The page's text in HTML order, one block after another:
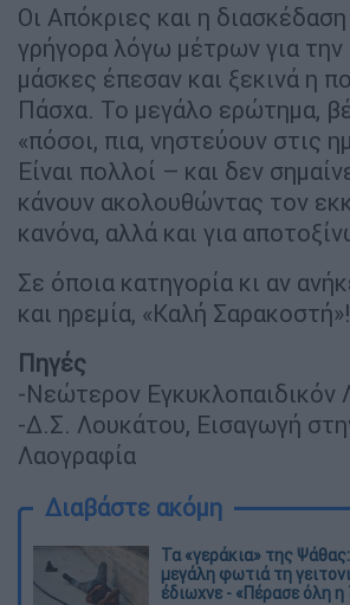
Οι Απόκριες και η
γρήγορα λόγω μέτρων για την
μάσκες έπεσαν και ξεκινά η
Πάσχα. Το μεγάλο ερώτημα,
«πόσοι, πια, νηστεύουν στις
Είναι πολλοί – και δεν
κάνουν ακολουθώντας τον
κανόνα, αλλά και για
Σε όποια κατηγορία κι αν
και ηρεμία, «Καλή Σαρακοστή»!
Πηγές
-Νεώτερον Εγκυκλοπαιδικόν
-Δ.Σ. Λουκάτου, Εισαγωγή
Λαογραφία
Διαβάστε ακόμη
Τα «γεράκια» της
μεγάλη φωτιά τη
έδιωχνε - «Πέρασε όλη